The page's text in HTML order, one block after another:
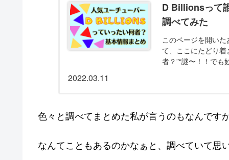
D Billionsって
調べてみた
このページを開い
て、ここにたどり着
者？”“謎〜！！でも
2022.03.11
色々と調べてまとめた私が言うのもなんです
なんてこともあるのかなぁと、調べていて思